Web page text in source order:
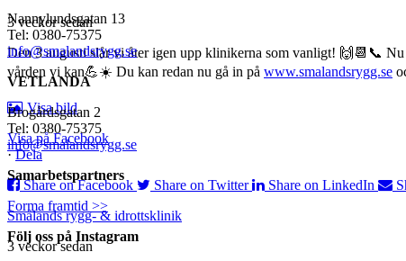
3 veckor sedan
Den 3 augusti slår vi åter igen upp klinikerna som vanligt! 🙌📆📞
vården vi kan💪☀️ Du kan redan nu gå in på www.smalandsrygg.se
Visa bild
Visa på Facebook
· Dela
Share on Facebook
Share on Twitter Share on LinkedIn
Smålands rygg- & idrottsklinik
3 veckor sedan
Nannylundsgatan 13
Tel: 0380-75375
info@smalandsrygg.se
VETLANDA
Brogårdsgatan 2
Tel: 0380-75375
info@smalandsrygg.se
Samarbetspartners
Forma framtid >>
Följ oss på Instagram